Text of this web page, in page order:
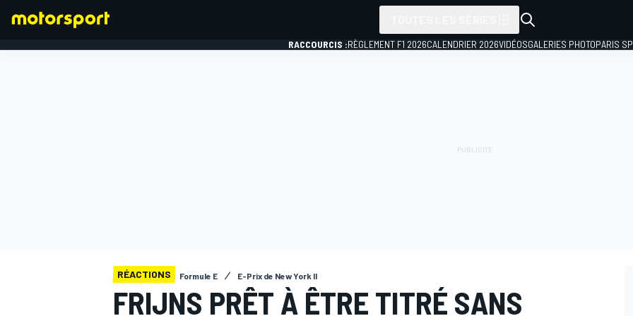
RACCOURCIS :RÈGLEMENT F1 2026CALENDRIER 2026VIDÉOSGALERIES PHOTOPARIS
RÉACTIONS Formule E E-Prix de New York II
FRIJNS PRÊT À ÊTRE TITRÉ SANS